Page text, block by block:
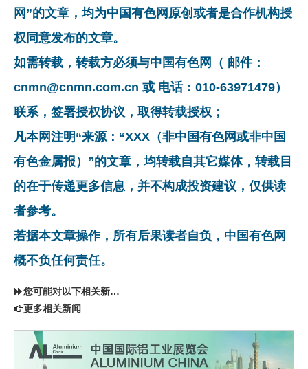
网”的文章，均为中国有色网原创或者是合作机构授
权同意发布的文章。
如需转载，转载方必须与中国有色网（ 邮件：
cnmn@cnmn.com.cn 或 电话：010-63971479）
联系，签署授权协议，取得转载授权；
凡本网注明“来源：“XXX（非中国有色网或非中国
有色金属报）”的文章，均转载自其它媒体，转载目
的在于传递更多信息，并不构成投资建议，仅供读
者参考。
若据本文章操作，所有后果读者自负，中国有色网
概不负任何责任。
您可能对以下相关新闻同样感兴趣
更多相关新闻